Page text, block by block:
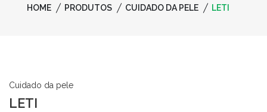
HOME PRODUTOS CUIDADO DA PELE LETI
Cuidado da pele
LETI